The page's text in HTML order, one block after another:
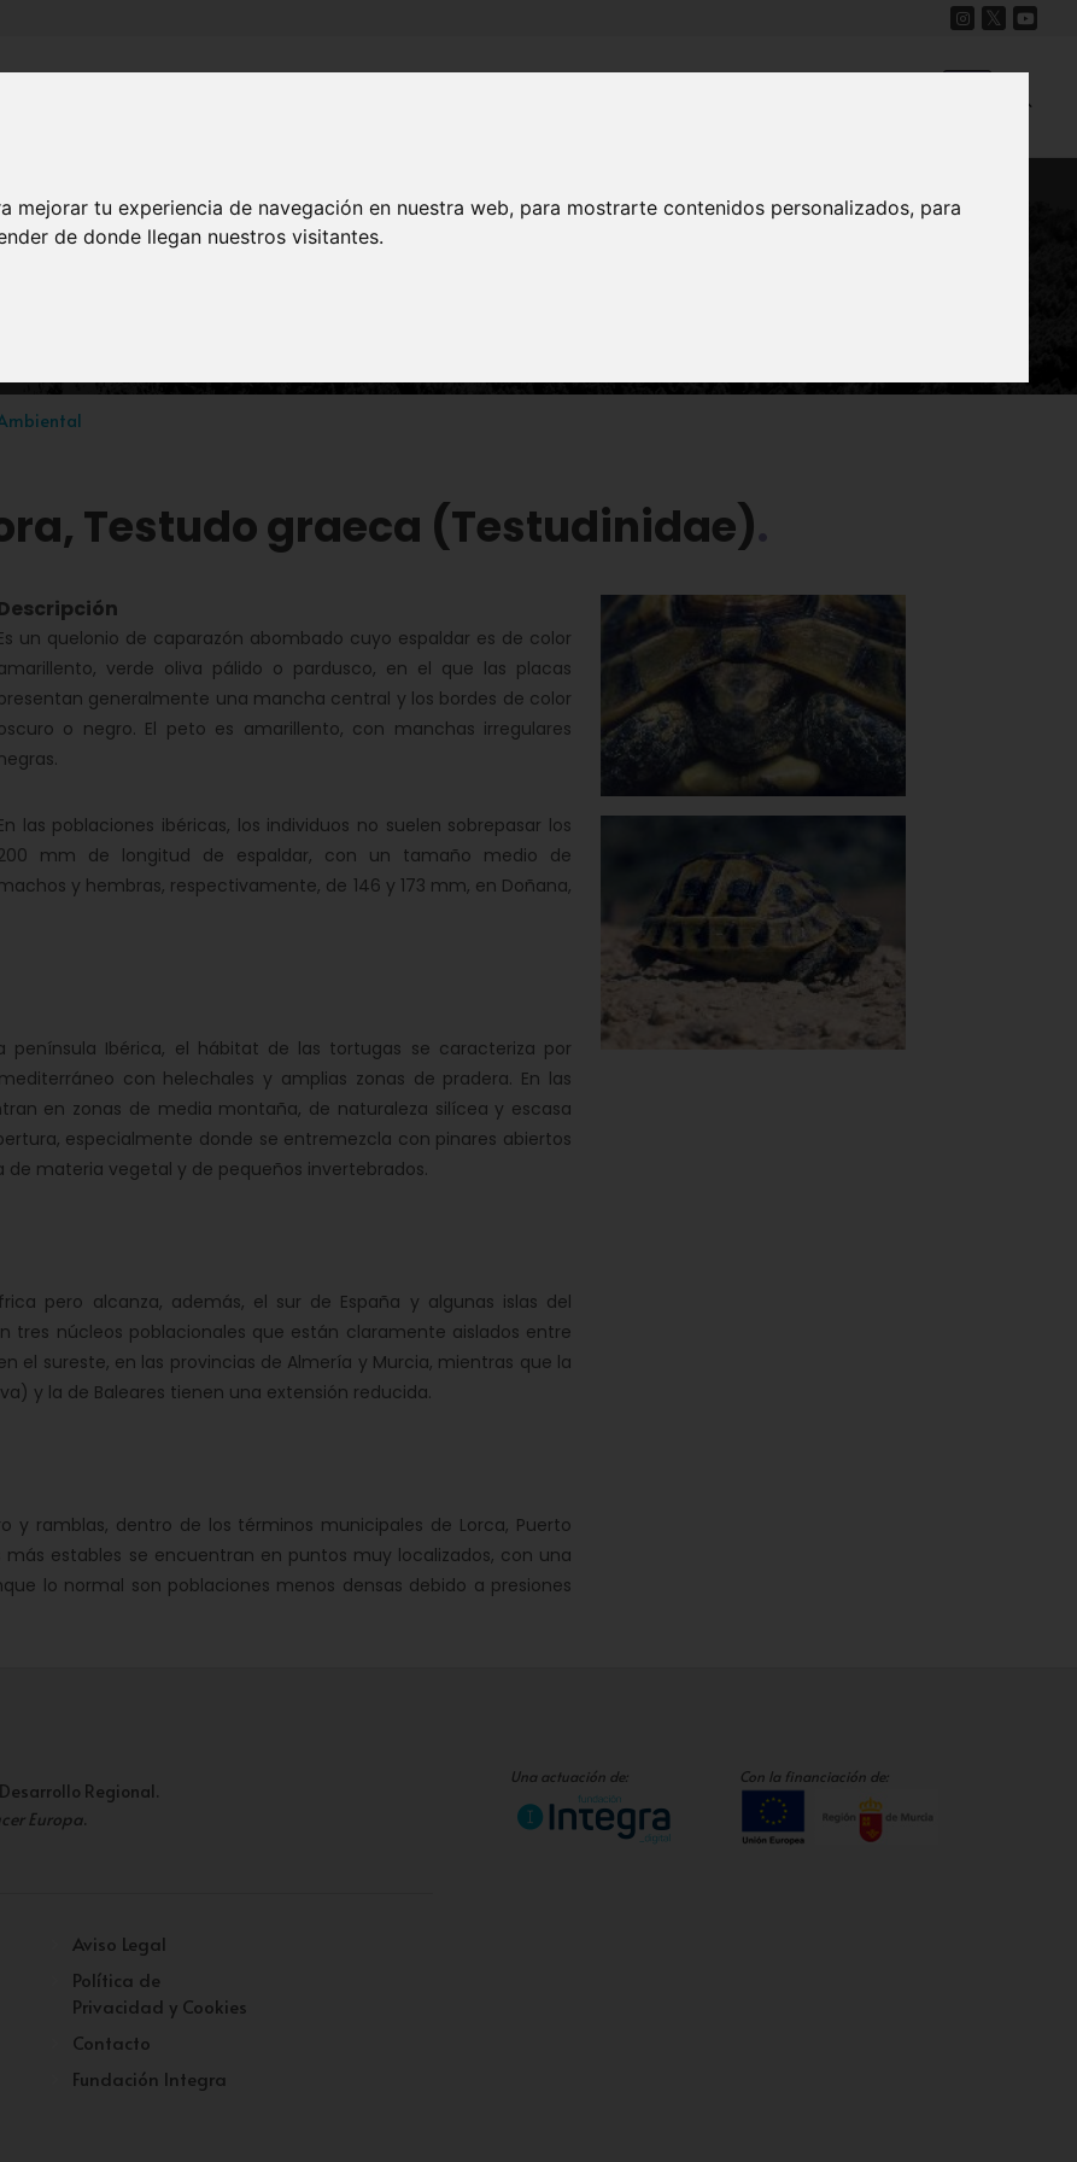
mejorar tu experiencia de navegación en nuestra web, para mostrarte contenidos personalizados, para
de donde llegan nuestros visitantes.
NATURALEZA
Testudo graeca (Testudinidae)
Testudo graeca (Testudinidae)
un quelonio de caparazón abombado cuyo espaldar es de color
verde oliva pálido o pardusco, en el que las placas
generalmente una mancha central y los bordes de color
o negro. El peto es amarillento, con manchas irregulares
las poblaciones ibéricas, los individuos no suelen sobrepasar los
mm de longitud de espaldar, con un tamaño medio de
y hembras, respectivamente, de 146 y 173 mm, en Doñana,
península Ibérica, el hábitat de las tortugas se caracteriza por
con helechales y amplias zonas de pradera. En las
en zonas de media montaña, de naturaleza silícea y escasa
especialmente donde se entremezcla con pinares abiertos
materia vegetal y de pequeños invertebrados.
pero alcanza, además, el sur de España y algunas islas del
tres núcleos poblacionales que están claramente aislados entre
el sureste, en las provincias de Almería y Murcia, mientras que la
y la de Baleares tienen una extensión reducida.
y ramblas, dentro de los términos municipales de Lorca, Puerto
más estables se encuentran en puntos muy localizados, con una
lo normal son poblaciones menos densas debido a presiones
Regional.
Europa.
Aviso Legal
Política de
Privacidad y Cookies
Contacto
Fundación Integra
Una actuación de: Con la financiación de: